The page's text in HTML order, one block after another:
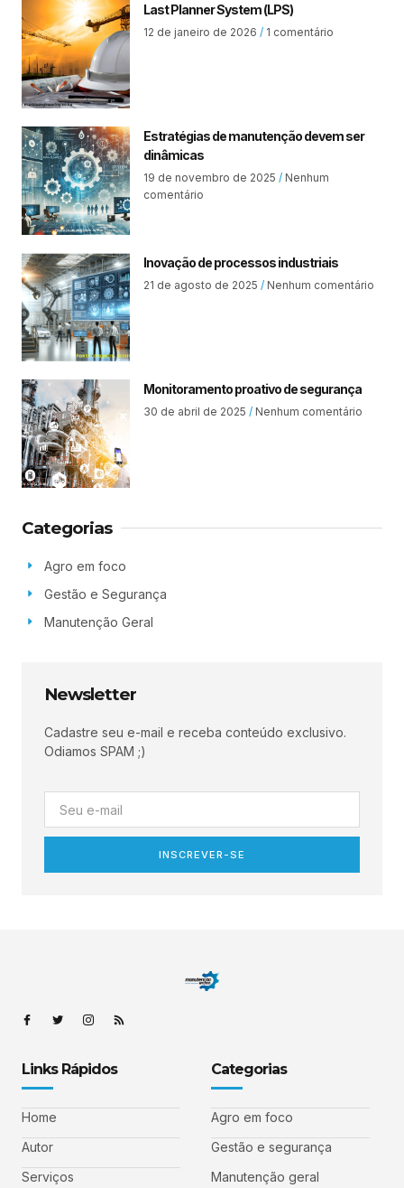
Last Planner System (LPS)
12 de janeiro de 2026 1 comentário
Estratégias de manutenção devem ser
dinâmicas
19 de novembro de 2025
Nenhum
comentário
Inovação de processos industriais
21 de agosto de 2025 Nenhum comentário
Monitoramento proativo de segurança
30 de abril de 2025 Nenhum comentário
Categorias
Agro em foco
Gestão e Segurança
Manutenção Geral
Newsletter
Cadastre seu e-mail e receba conteúdo exclusivo.
Odiamos SPAM ;)
INSCREVER-SE
Links Rápidos
Home
Autor
Serviços
Categorias
Agro em foco
Gestão e segurança
Manutenção geral